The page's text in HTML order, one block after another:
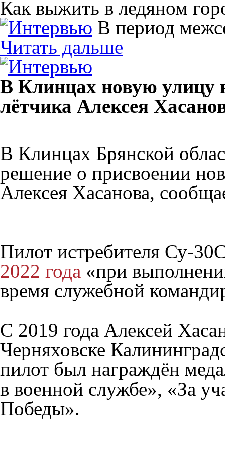
Как выжить в ледяном
В период
Читать дальше
В Клинцах новую улицу
лётчика Алексея
В Клинцах Брянской
решение о присвоении
Алексея Хасанова,
Пилот истребителя Су-
2022 года «при
время служебной
С 2019 года Алексей
Черняховске
пилот был награждён
в военной службе», «За
Победы».